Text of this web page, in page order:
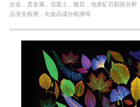
合金，贵金属，混凝土，镀层，地质矿石勘探分析
品安全检测，化妆品成分检测等